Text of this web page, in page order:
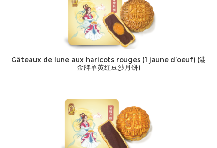
Gâteaux de lune aux haricots rouges (1 jaune d’oeuf) (港
金牌单黄红豆沙月饼)